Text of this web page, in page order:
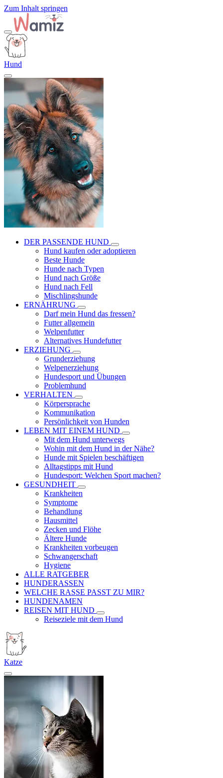
Zum Inhalt springen
Hund
DER PASSENDE HUND
Hund kaufen oder adoptieren
Beste Hunde
Hunde nach Typen
Hund nach Größe
Hund nach Fell
Mischlingshunde
ERNÄHRUNG
Darf mein Hund das fressen?
Futter allgemein
Welpenfutter
Alternatives Hundefutter
ERZIEHUNG
Grunderziehung
Welpenerziehung
Hundesport und Übungen
Problemhund
VERHALTEN
Körpersprache
Kommunikation
Persönlichkeit von Hunden
LEBEN MIT EINEM HUND
Mit dem Hund unterwegs
Wohin mit dem Hund in der Nähe?
Hunde mit Spielen beschäftigen
Alltagstipps mit Hund
Hundesport: Welchen Sport machen?
GESUNDHEIT
Krankheiten
Symptome
Behandlung
Hausmittel
Zecken und Flöhe
Ältere Hunde
Krankheiten vorbeugen
Schwangerschaft
Hygiene
ALLE RATGEBER
HUNDERASSEN
WELCHE RASSE PASST ZU MIR?
HUNDENAMEN
REISEN MIT HUND
Reiseziele mit dem Hund
Katze